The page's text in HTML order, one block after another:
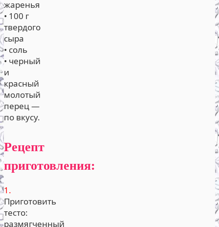
жаренья
• 100 г
твердого
сыра
• соль
• черный
и
красный
молотый
перец —
по вкусу.
Рецепт
приготовления:
1.
Приготовить
тесто:
размягченный